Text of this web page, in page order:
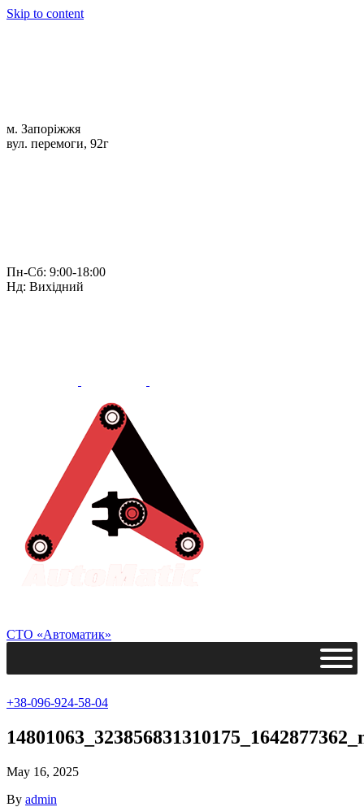
Skip to content
м. Запоріжжя
вул. перемоги, 92г
Пн-Сб: 9:00-18:00
Нд: Вихідний
СТО «Автоматик»
+38-096-924-58-04
May 16, 2025
By admin